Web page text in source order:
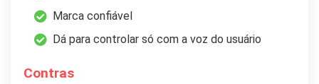
Marca confiável
Dá para controlar só com a voz do usuário
Contras